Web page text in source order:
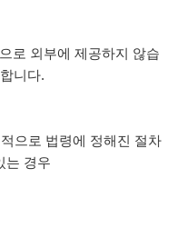
로 외부에 제공하지 않습
니다.
으로 법령에 정해진 절차
는 경우